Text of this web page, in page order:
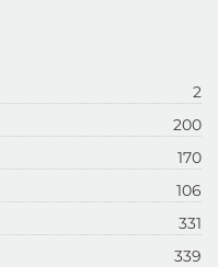
2
200
170
106
331
339